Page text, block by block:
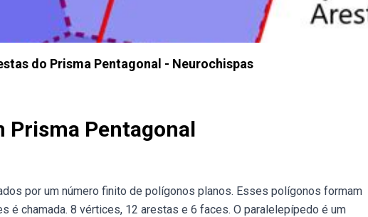
do Prisma Pentagonal - Neurochispas
Prisma Pentagonal
por um número finito de polígonos planos. Esses polígonos formam
é chamada. 8 vértices, 12 arestas e 6 faces. O paralelepípedo é um